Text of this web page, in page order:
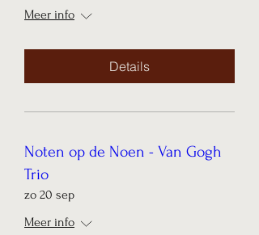
Meer info
Details
Noten op de Noen - Van Gogh
Trio
zo 20 sep
Meer info